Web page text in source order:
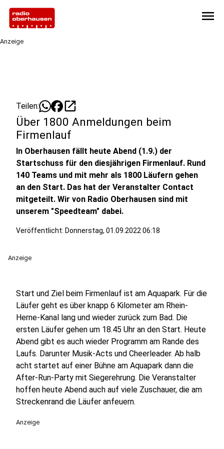
menu
Anzeige
Teilen: open_in_new
Über 1800 Anmeldungen beim
Firmenlauf
In Oberhausen fällt heute Abend (1.9.) der
Startschuss für den diesjährigen Firmenlauf. Rund
140 Teams und mit mehr als 1800 Läufern gehen
an den Start. Das hat der Veranstalter Contact
mitgeteilt. Wir von Radio Oberhausen sind mit
unserem "Speedteam" dabei.
Veröffentlicht: Donnerstag, 01.09.2022 06:18
Anzeige
Start und Ziel beim Firmenlauf ist am Aquapark. Für die
Läufer geht es über knapp 6 Kilometer am Rhein-
Herne-Kanal lang und wieder zurück zum Bad. Die
ersten Läufer gehen um 18.45 Uhr an den Start. Heute
Abend gibt es auch wieder Programm am Rande des
Laufs. Darunter Musik-Acts und Cheerleader. Ab halb
acht startet auf einer Bühne am Aquapark dann die
After-Run-Party mit Siegerehrung. Die Veranstalter
hoffen heute Abend auch auf viele Zuschauer, die am
Streckenrand die Läufer anfeuern.
Anzeige